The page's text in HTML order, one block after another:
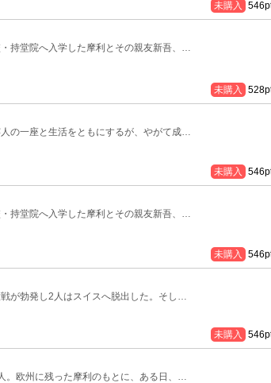
未購入 546
持堂院へ入学した摩利とその親友新吾、 …
未購入 528
の一座と生活をともにするが、やがて成…
未購入 546
持堂院へ入学した摩利とその親友新吾、 …
未購入 546
が勃発し2人はスイスへ脱出した。そし …
未購入 546
欧州に残った摩利のもとに、ある日、 …